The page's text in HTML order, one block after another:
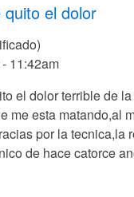
el dolor
11:42am
el dolor terrible de
me esta matando,al
por la tecnica,la
de hace catorce